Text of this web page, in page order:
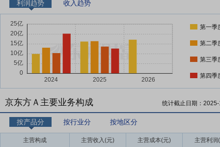
利润趋势 收入趋势
第一季
第二季
第三季
第四季
京东方Ａ主要业务构成 统计截止日期：
按产品分 按行业分 按地区分
主营构成 主营收入(元) 主营成本(元) 主营利润